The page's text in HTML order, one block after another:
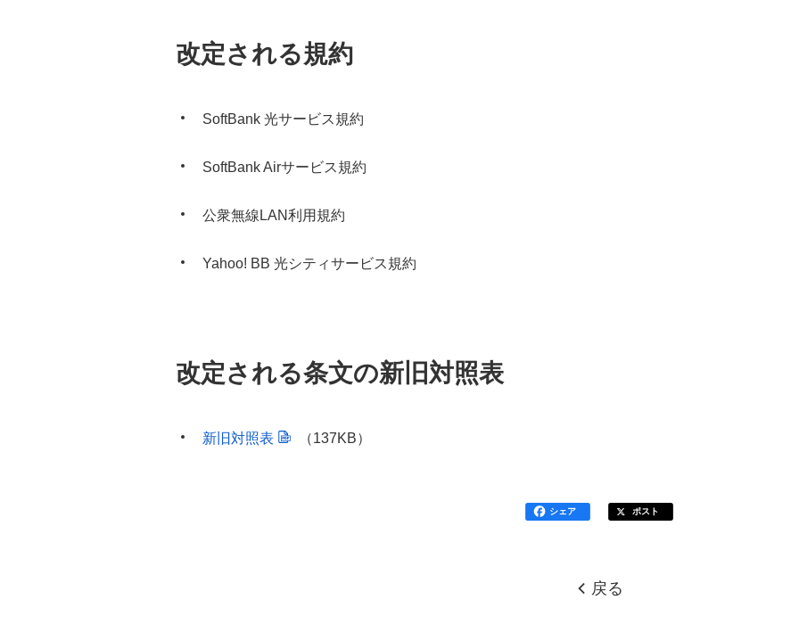
改定される規約
SoftBank 光サービス規約
SoftBank Airサービス規約
公衆無線LAN利用規約
Yahoo! BB 光シティサービス規約
改定される条文の新旧対照表
新旧対照表 （137KB）
シェア ポスト
戻る